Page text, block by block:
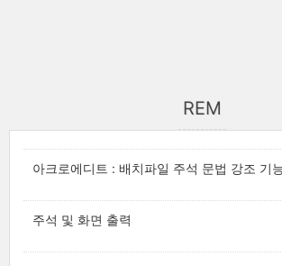
REM
아크로에디트 : 배치파일 주석 문법 강조 기
주석 및 화면 출력